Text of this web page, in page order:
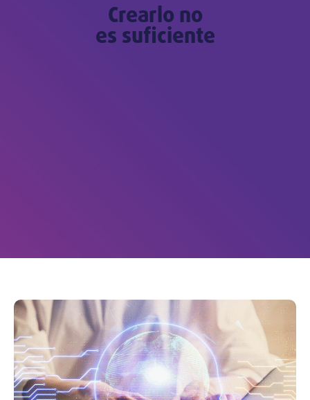
Crearlo no
es suficiente